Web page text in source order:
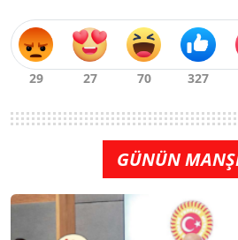
GÜNÜN